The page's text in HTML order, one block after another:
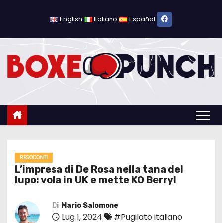
c
English Italiano Español
RESOCONTI
L’impresa di De Rosa nella tana del
lupo: vola in UK e mette KO Berry!
Di Mario Salomone
Lug 1, 2024 #Pugilato italiano